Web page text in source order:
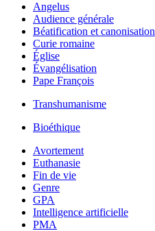
Angelus
Audience générale
Béatification et canonisation
Curie romaine
Église
Évangélisation
Pape François
Transhumanisme
Bioéthique
Avortement
Euthanasie
Fin de vie
Genre
GPA
Intelligence artificielle
PMA